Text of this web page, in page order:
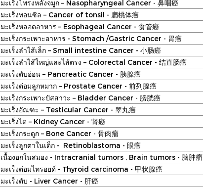
มะเร็งโพรงหลังจมูก – Nasopharyngeal Cancer - 鼻咽癌
มะเร็งทอนซิล – Cancer of tonsil - 扁桃体癌
มะเร็งหลอดอาหาร – Esophageal Cancer - 食管癌
มะเร็งกระเพาะอาหาร - Stomach /Gastric Cancer - 胃癌
มะเร็งลำไส้เล็ก – Small intestine Cancer - 小肠癌
มะเร็งลำไส้ใหญ่และไส้ตรง – Colorectal Cancer - 结直肠癌
มะเร็งตับอ่อน – Pancreatic Cancer - 胰腺癌
มะเร็งต่อมลูกหมาก – Prostate Cancer - 前列腺癌
มะเร็งกระเพาะปัสสาวะ – Bladder Cancer - 膀胱癌
มะเร็งอัณฑะ – Testicular Cancer - 睾丸癌
มะเร็งไต – Kidney Cancer - 肾癌
มะเร็งกระดูก – Bone Cancer - 骨肉瘤
มะเร็งลูกตาในเด็ก - Retinoblastoma - 眼癌
เนื้องอกในสมอง - Intracranial tumors , Brain tumors - 脑肿瘤
มะเร็งต่อมไทรอยด์ - Thyroid carcinoma - 甲状腺癌
มะเร็งตับ - Liver Cancer - 肝癌